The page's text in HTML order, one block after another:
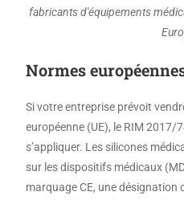
fabricants d'équipements
Normes
Si votre entreprise prévoit
européenne (UE), le RIM 2017/
s’appliquer. Les silicones
sur les dispositifs médicaux
marquage CE, une désignation